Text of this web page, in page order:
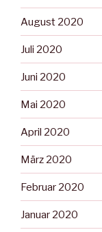
August 2020
Juli 2020
Juni 2020
Mai 2020
April 2020
März 2020
Februar 2020
Januar 2020